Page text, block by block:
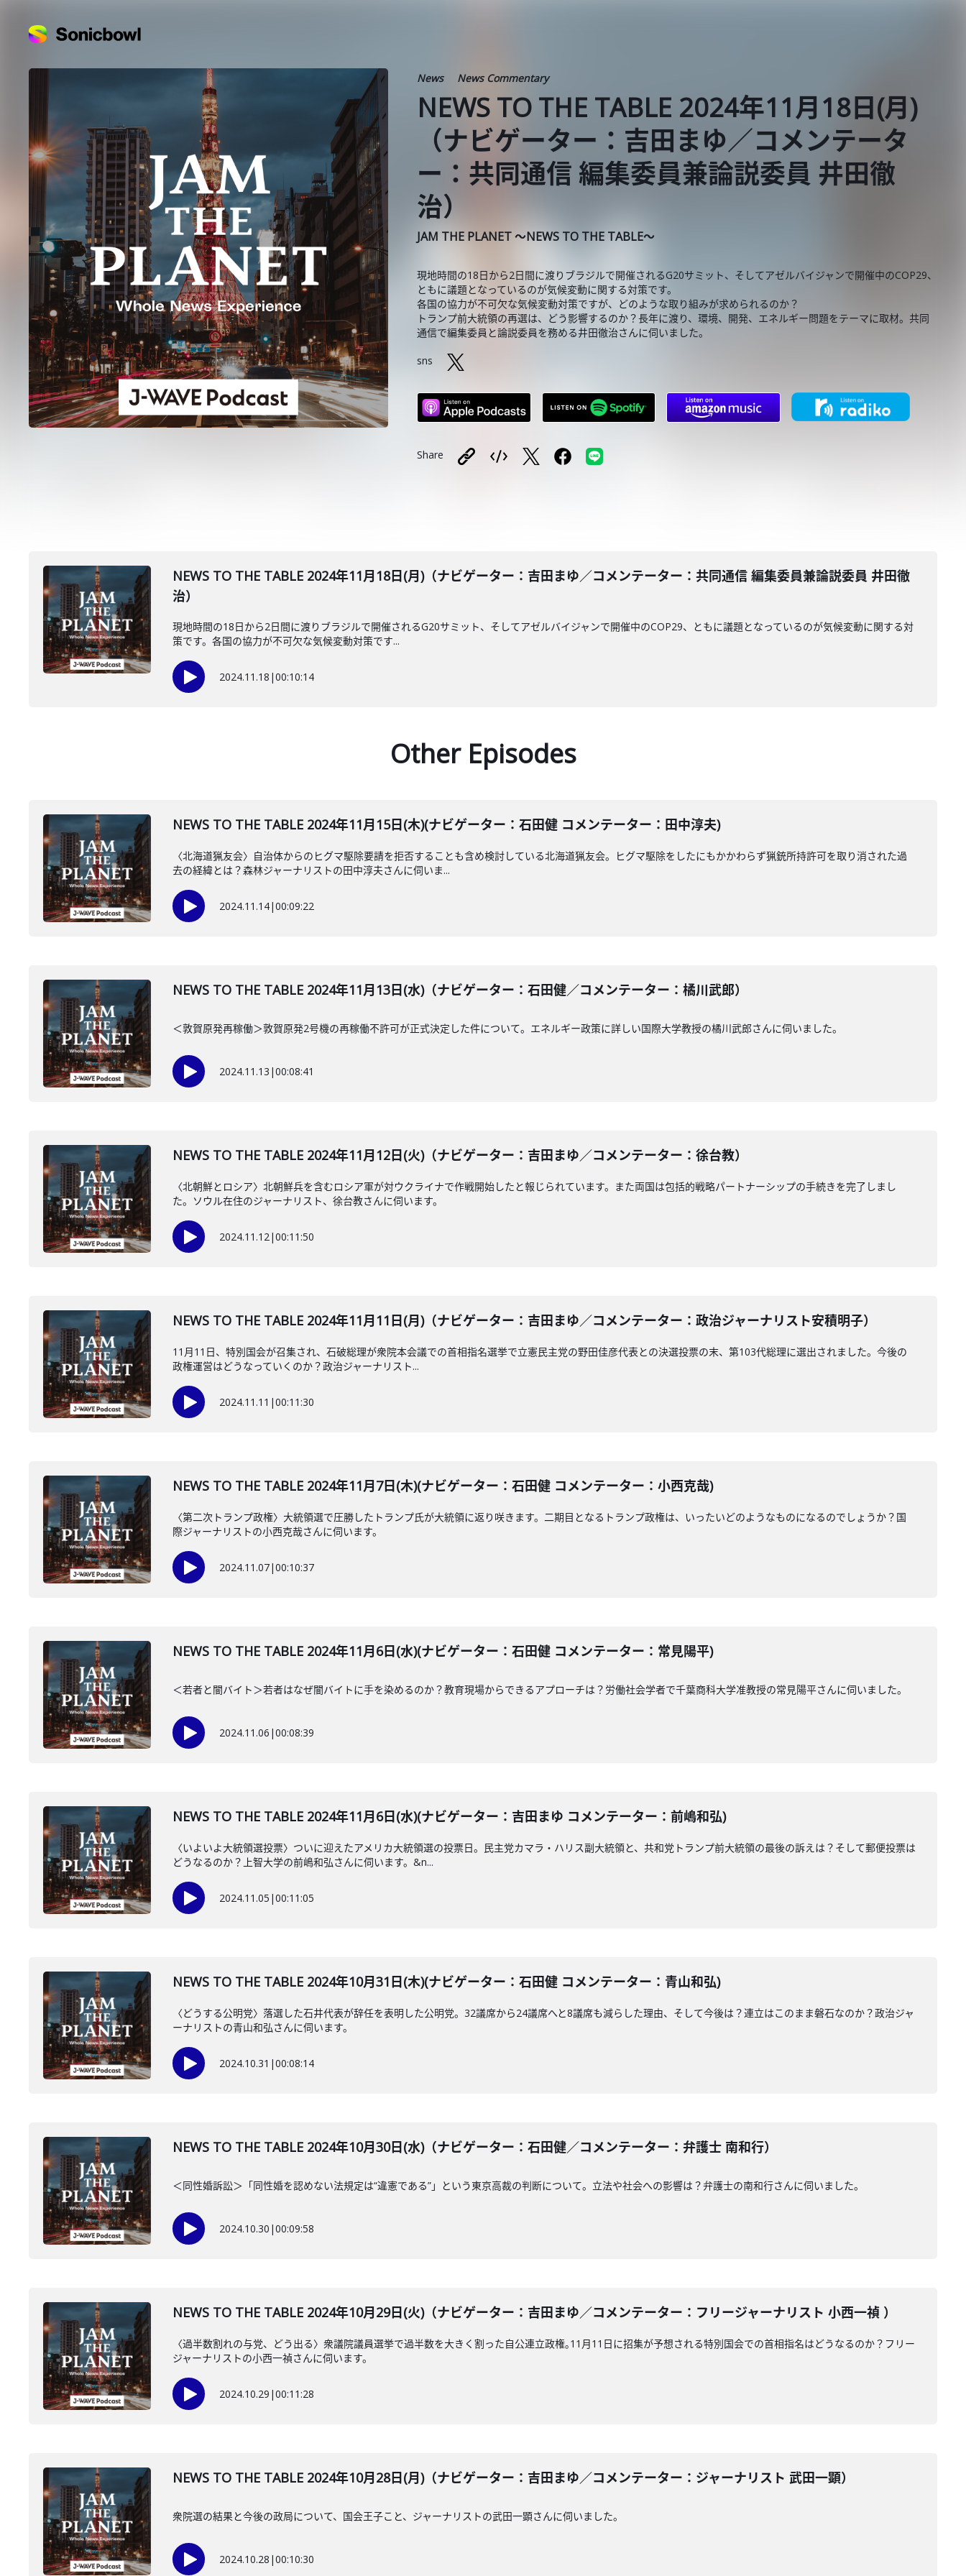
News News Commentary
NEWS TO THE TABLE 2024年11月18日(月)
（ナビゲーター：吉田まゆ／コメンテータ
ー：共同通信 編集委員兼論説委員 井田徹
治）
JAM THE PLANET ～NEWS TO THE TABLE～
現地時間の18日から2日間に渡りブラジルで開催されるG20サミット、そしてアゼルバイジャンで開催中のCOP29、
ともに議題となっているのが気候変動に関する対策です。
各国の協力が不可欠な気候変動対策ですが、どのような取り組みが求められるのか？
トランプ前大統領の再選は、どう影響するのか？長年に渡り、環境、開発、エネルギー問題をテーマに取材。共同
通信で編集委員と論説委員を務める井田徹治さんに伺いました。
sns
Share
NEWS TO THE TABLE 2024年11月18日(月)（ナビゲーター：吉田まゆ／コメンテーター：共同通信 編集委員兼論説委員 井田徹
治）
現地時間の18日から2日間に渡りブラジルで開催されるG20サミット、そしてアゼルバイジャンで開催中のCOP29、ともに議題となっているのが気候変動に関する対
策です。各国の協力が不可欠な気候変動対策です...
2024.11.18 |00:10:14
Other Episodes
NEWS TO THE TABLE 2024年11月15日(木)(ナビゲーター：石田健 コメンテーター：田中淳夫)
〈北海道猟友会〉自治体からのヒグマ駆除要請を拒否することも含め検討している北海道猟友会。ヒグマ駆除をしたにもかかわらず猟銃所持許可を取り消された過
去の経緯とは？森林ジャーナリストの田中淳夫さんに伺いま...
2024.11.14|00:09:22
NEWS TO THE TABLE 2024年11月13日(水)（ナビゲーター：石田健／コメンテーター：橘川武郎）
＜敦賀原発再稼働＞敦賀原発2号機の再稼働不許可が正式決定した件について。エネルギー政策に詳しい国際大学教授の橘川武郎さんに伺いました。
2024.11.13 |00:08:41
NEWS TO THE TABLE 2024年11月12日(火)（ナビゲーター：吉田まゆ／コメンテーター：徐台教）
〈北朝鮮とロシア〉北朝鮮兵を含むロシア軍が対ウクライナで作戦開始したと報じられています。また両国は包括的戦略パートナーシップの手続きを完了しまし
た。ソウル在住のジャーナリスト、徐台教さんに伺います。
2024.11.12|00:11:50
NEWS TO THE TABLE 2024年11月11日(月)（ナビゲーター：吉田まゆ／コメンテーター：政治ジャーナリスト安積明子）
11月11日、特別国会が召集され、石破総理が衆院本会議での首相指名選挙で立憲民主党の野田佳彦代表との決選投票の末、第103代総理に選出されました。今後の
政権運営はどうなっていくのか？政治ジャーナリスト...
2024.11.11 |00:11:30
NEWS TO THE TABLE 2024年11月7日(木)(ナビゲーター：石田健 コメンテーター：小西克哉)
〈第二次トランプ政権〉大統領選で圧勝したトランプ氏が大統領に返り咲きます。二期目となるトランプ政権は、いったいどのようなものになるのでしょうか？国
際ジャーナリストの小西克哉さんに伺います。
2024.11.07|00:10:37
NEWS TO THE TABLE 2024年11月6日(水)(ナビゲーター：石田健 コメンテーター：常見陽平)
＜若者と闇バイト＞若者はなぜ闇バイトに手を染めるのか？教育現場からできるアプローチは？労働社会学者で千葉商科大学准教授の常見陽平さんに伺いました。
2024.11.06 |00:08:39
NEWS TO THE TABLE 2024年11月6日(水)(ナビゲーター：吉田まゆ コメンテーター：前嶋和弘)
〈いよいよ大統領選投票〉ついに迎えたアメリカ大統領選の投票日。民主党カマラ・ハリス副大統領と、共和党トランプ前大統領の最後の訴えは？そして郵便投票は
どうなるのか？上智大学の前嶋和弘さんに伺います。&n...
2024.11.05 |00:11:05
NEWS TO THE TABLE 2024年10月31日(木)(ナビゲーター：石田健 コメンテーター：青山和弘)
〈どうする公明党〉落選した石井代表が辞任を表明した公明党。32議席から24議席へと8議席も減らした理由、そして今後は？連立はこのまま磐石なのか？政治ジャ
ーナリストの青山和弘さんに伺います。
2024.10.31 |00:08:14
NEWS TO THE TABLE 2024年10月30日(水)（ナビゲーター：石田健／コメンテーター：弁護士 南和行）
＜同性婚訴訟＞「同性婚を認めない法規定は“違憲である”」という東京高裁の判断について。立法や社会への影響は？弁護士の南和行さんに伺いました。
2024.10.30 |00:09:58
NEWS TO THE TABLE 2024年10月29日(火)（ナビゲーター：吉田まゆ／コメンテーター：フリージャーナリスト 小西一禎 ）
〈過半数割れの与党、どう出る〉衆議院議員選挙で過半数を大きく割った自公連立政権｡11月11日に招集が予想される特別国会での首相指名はどうなるのか？フリー
ジャーナリストの小西一禎さんに伺います。
2024.10.29 |00:11:28
NEWS TO THE TABLE 2024年10月28日(月)（ナビゲーター：吉田まゆ／コメンテーター：ジャーナリスト 武田一顕）
衆院選の結果と今後の政局について、国会王子こと、ジャーナリストの武田一顕さんに伺いました。
2024.10.28 |00:10:30